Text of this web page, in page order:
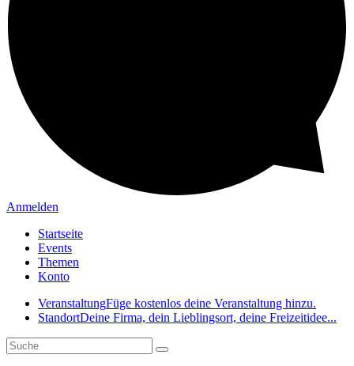
Anmelden
Startseite
Events
Themen
Konto
VeranstaltungFüge kostenlos deine Veranstaltung hinzu.
StandortDeine Firma, dein Lieblingsort, deine Freizeitidee...